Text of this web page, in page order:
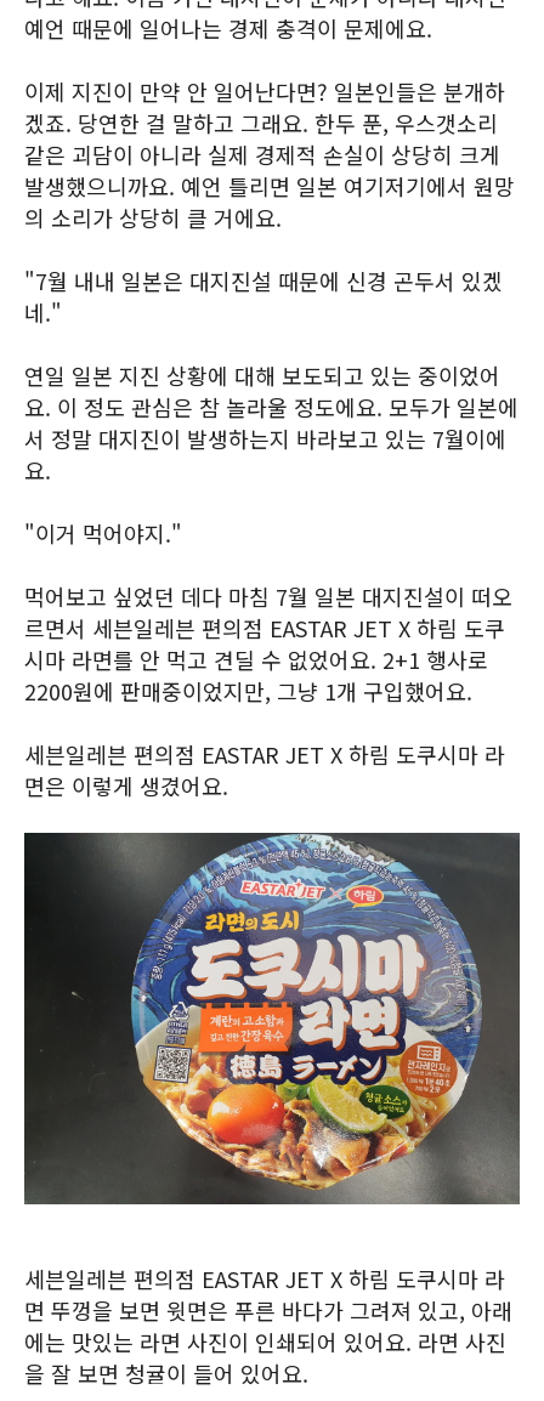
예언 때문에 일어나는 경제 충격이 문제에요.
이제 지진이 만약 안 일어난다면? 일본인들은 분개하
겠죠. 당연한 걸 말하고 그래요. 한두 푼, 우스갯소리
같은 괴담이 아니라 실제 경제적 손실이 상당히 크게
발생했으니까요. 예언 틀리면 일본 여기저기에서 원망
의 소리가 상당히 클 거에요.
"7월 내내 일본은 대지진설 때문에 신경 곤두서 있겠
네."
연일 일본 지진 상황에 대해 보도되고 있는 중이었어
요. 이 정도 관심은 참 놀라울 정도에요. 모두가 일본에
서 정말 대지진이 발생하는지 바라보고 있는 7월이에
요.
"이거 먹어야지."
먹어보고 싶었던 데다 마침 7월 일본 대지진설이 떠오
르면서 세븐일레븐 편의점 EASTAR JET X 하림 도쿠
시마 라면를 안 먹고 견딜 수 없었어요. 2+1 행사로
2200원에 판매중이었지만, 그냥 1개 구입했어요.
세븐일레븐 편의점 EASTAR JET X 하림 도쿠시마 라
면은 이렇게 생겼어요.
세븐일레븐 편의점 EASTAR JET X 하림 도쿠시마 라
면 뚜껑을 보면 윗면은 푸른 바다가 그려져 있고, 아래
에는 맛있는 라면 사진이 인쇄되어 있어요. 라면 사진
을 잘 보면 청귤이 들어 있어요.